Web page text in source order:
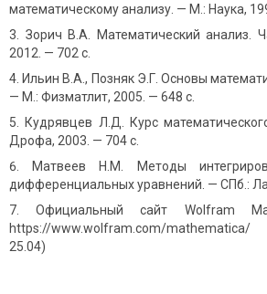
математическому анализу. — М.: Наука,
Зорич В.А. Математический
2012. — 702 с.
Ильин В.А., Позняк Э.Г. Основы
— М.: Физматлит, 2005. — 648 с.
Кудрявцев Л.Д. Курс
Дрофа, 2003. — 704 с.
Матвеев Н.М. Методы
дифференциальных уравнений. — СПб.:
Официальный сайт Wolfram
https://www.wolfram.com/
25.04)